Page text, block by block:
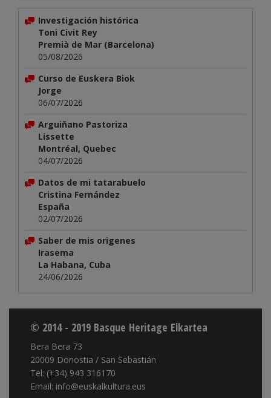
Investigación histórica
Toni Civit Rey
Premià de Mar (Barcelona)
05/08/2026
Curso de Euskera Biok
Jorge
06/07/2026
Arguiñano Pastoriza
Lissette
Montréal, Quebec
04/07/2026
Datos de mi tatarabuelo
Cristina Fernández
España
02/07/2026
Saber de mis origenes
Irasema
La Habana, Cuba
24/06/2026
© 2014 - 2019 Basque Heritage Elkartea
Bera Bera 73
20009 Donostia / San Sebastián
Tel: (+34) 943 316170
Email: info@euskalkultura.eus